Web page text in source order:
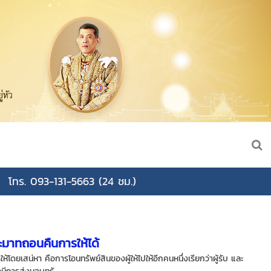
โทร. 093-131-5663 (24 ชม.)
าทถอนคืนการให้ได้
โดยเสน่หา คือการโอนทรัพย์สินของผู้ให้ไปให้อีกคนหนึ่งเรียกว่าผู้รับ และ